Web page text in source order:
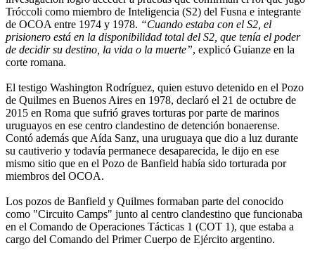
Tróccoli como miembro de Inteligencia (S2) del Fusna e integrante
de OCOA entre 1974 y 1978. “Cuando estaba con el S2, el
prisionero está en la disponibilidad total del S2, que tenía el poder
de decidir su destino, la vida o la muerte”, explicó Guianze en la
corte romana.
El testigo Washington Rodríguez, quien estuvo detenido en el Pozo
de Quilmes en Buenos Aires en 1978, declaró el 21 de octubre de
2015 en Roma que sufrió graves torturas por parte de marinos
uruguayos en ese centro clandestino de detención bonaerense.
Contó además que Aída Sanz, una uruguaya que dio a luz durante
su cautiverio y todavía permanece desaparecida, le dijo en ese
mismo sitio que en el Pozo de Banfield había sido torturada por
miembros del OCOA.
Los pozos de Banfield y Quilmes formaban parte del conocido
como "Circuito Camps" junto al centro clandestino que funcionaba
en el Comando de Operaciones Tácticas 1 (COT 1), que estaba a
cargo del Comando del Primer Cuerpo de Ejército argentino.